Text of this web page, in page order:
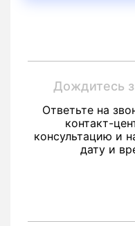
Дождитесь
Ответьте на
контакт-
консультацию и
дату и